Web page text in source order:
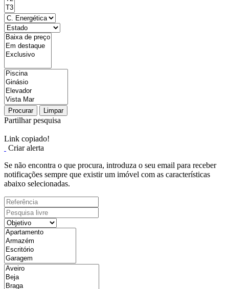
Procurar Limpar
Partilhar pesquisa
Link copiado!
Criar alerta
Se não encontra o que procura, introduza o seu email para receber
notificações sempre que existir um imóvel com as características
abaixo selecionadas.